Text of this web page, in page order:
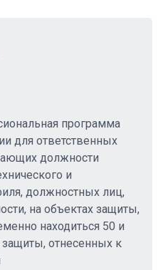
программа
для ответственных
должности
и
должностных лиц,
на объектах защиты,
находиться 50 и
отнесенных к